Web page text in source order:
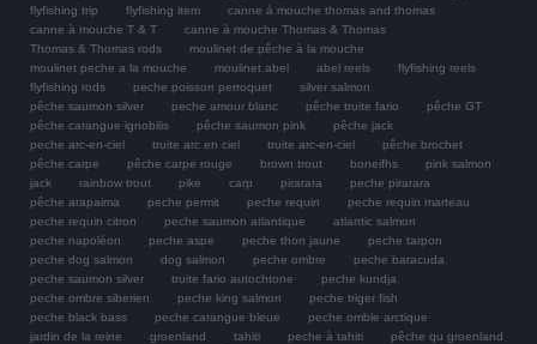
flyfishing trip
flyfishing item
canne à mouche thomas and thomas
canne à mouche T & T
canne à mouche Thomas & Thomas
Thomas & Thomas rods
moulinet de pêche à la mouche
moulinet peche a la mouche
moulinet abel abel reels
flyfishing reels
flyfishing rods
peche poisson perroquet
silver salmon
pêche saumon silver
peche amour blanc pêche truite fario
pêche GT
pêche carangue ignobilis
pêche saumon pink
pêche jack
peche arc-en-ciel
truite arc en ciel truite arc-en-ciel
pêche brochet
pêche carpe
pêche carpe rouge brown trout boneifhs
pink salmon
jack
rainbow trout pike carp pirarara
peche pirarara
pêche arapaima
peche permit peche requin
peche requin marteau
peche requin citron
peche saumon atlantique
atlantic salmon
peche napoléon
peche aspe peche thon jaune
peche tarpon
peche dog salmon
dog salmon peche ombre
peche baracuda
peche saumon silver
truite fario autochtone
peche kundja
peche ombre siberien
peche king salmon
peche triger fish
peche black bass
peche carangue bleue
peche omble arctique
jardin de la reine
groenland tahiti peche à tahiti
pêche qu groenland